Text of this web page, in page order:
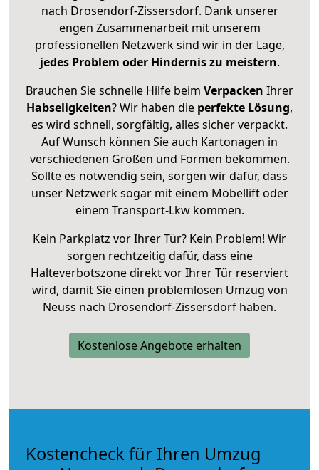
nach Drosendorf-Zissersdorf. Dank unserer
engen Zusammenarbeit mit unserem
professionellen Netzwerk sind wir in der Lage,
jedes Problem oder Hindernis zu meistern.
Brauchen Sie schnelle Hilfe beim Verpacken Ihrer
Habseligkeiten? Wir haben die perfekte Lösung,
es wird schnell, sorgfältig, alles sicher verpackt.
Auf Wunsch können Sie auch Kartonagen in
verschiedenen Größen und Formen bekommen.
Sollte es notwendig sein, sorgen wir dafür, dass
unser Netzwerk sogar mit einem Möbellift oder
einem Transport-Lkw kommen.
Kein Parkplatz vor Ihrer Tür? Kein Problem! Wir
sorgen rechtzeitig dafür, dass eine
Halteverbotszone direkt vor Ihrer Tür reserviert
wird, damit Sie einen problemlosen Umzug von
Neuss nach Drosendorf-Zissersdorf haben.
Kostenlose Angebote erhalten
Kostencheck für Ihren Umzug